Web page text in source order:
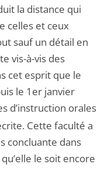
la distance qui
celles et ceux
sauf un détail en
vis-à-vis des
cet esprit que le
le 1er janvier
d’instruction orales
Cette faculté a
concluante dans
le soit encore